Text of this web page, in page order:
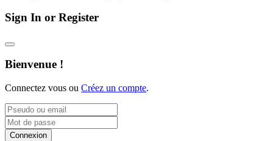
Sign In or Register
Bienvenue !
Connectez vous ou Créez un compte.
Connexion